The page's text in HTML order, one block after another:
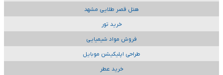
هتل قصر طلایی مشهد
خرید تور
فروش مواد شیمیایی
طراحی اپلیکیشن موبایل
خرید عطر